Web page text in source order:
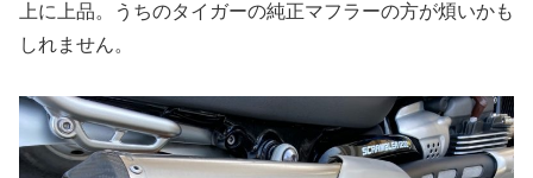
上に上品。うちのタイガーの純正マフラーの方が煩いかも
しれません。